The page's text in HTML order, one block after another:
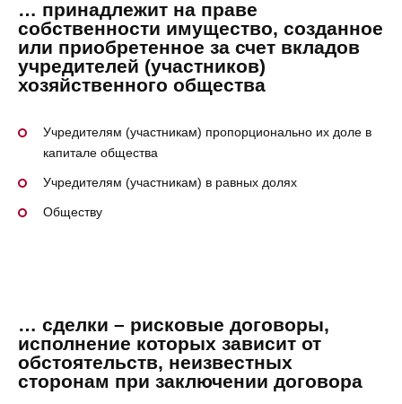
… принадлежит на праве
собственности имущество, созданное
или приобретенное за счет вкладов
учредителей (участников)
хозяйственного общества
Учредителям (участникам) пропорционально их доле в
капитале общества
Учредителям (участникам) в равных долях
Обществу
… сделки – рисковые договоры,
исполнение которых зависит от
обстоятельств, неизвестных
сторонам при заключении договора